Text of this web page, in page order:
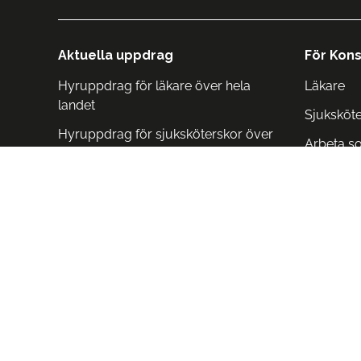
Aktuella uppdrag
Hyruppdrag för läkare över hela
landet
Hyruppdrag för sjuksköterskor över
För
Läkare
Arbeta